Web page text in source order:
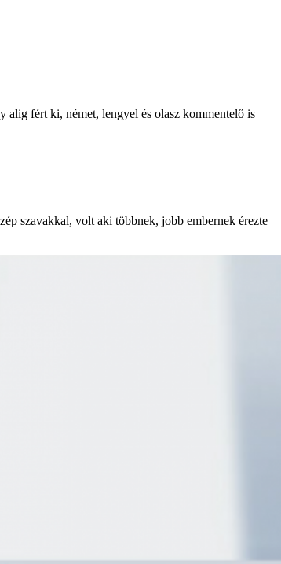
alig fért ki, német, lengyel és olasz kommentelő is
szavakkal, volt aki többnek, jobb embernek érezte